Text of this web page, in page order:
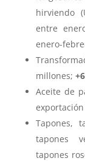
hirviendo
entre
enero-
millones;
Aceite de
Tapones,
tapones
tapones